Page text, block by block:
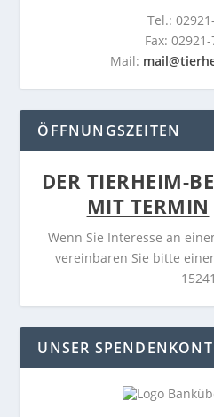
Tel.:
Fax:
Mail:
ÖFFNUNGSZEITEN
DER TIERHEIM-
MIT TERMIN
Wenn Sie Interesse an
vereinbaren Sie bitte
15241
UNSER